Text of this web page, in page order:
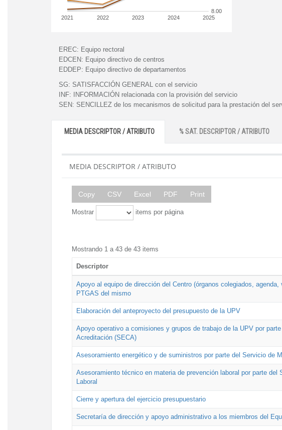
2021 2022 2023 2024 2025
8.00
EREC: Equipo rectoral
EDCEN: Equipo directivo de centros
EDDEP: Equipo directivo de departamentos
SG: SATISFACCIÓN GENERAL con el servicio
INF:
INFORMACIÓN relacionada con la provisión del servicio
SEN: SENCILLEZ de los mecanismos de solicitud para la prestación del
MEDIA DESCRIPTOR / ATRIBUTO % SAT. DESCRIPTOR / ATRIBUTO
MEDIA DESCRIPTOR / ATRIBUTO
Copy CSV Excel PDF Print
Mostrar items por página
Mostrando 1 a 43 de 43 items
Descriptor
Apoyo al equipo de dirección del Centro (órganos colegiados,
PTGAS del mismo
Elaboración del anteproyecto del presupuesto de la UPV
Apoyo operativo a comisiones y grupos de trabajo de la UPV por
Acreditación (SECA)
Asesoramiento energético y de suministros por parte del Servicio de
Asesoramiento técnico en materia de prevención laboral por parte del
Laboral
Cierre y apertura del ejercicio presupuestario
Secretaría de dirección y apoyo administrativo a los miembros del